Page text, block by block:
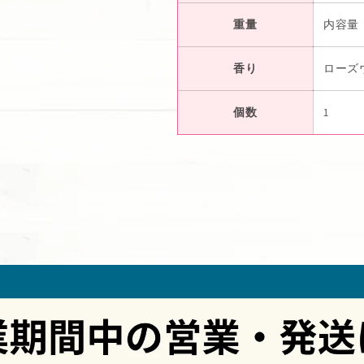
重量 内容量
香り ローズ
個数 1